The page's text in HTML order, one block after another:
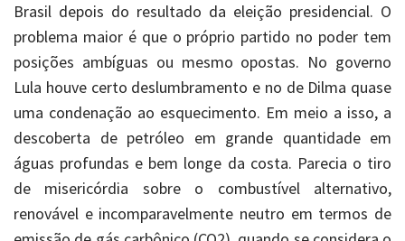
Brasil depois do resultado da eleição presidencial. O
problema maior é que o próprio partido no poder tem
posições ambíguas ou mesmo opostas. No governo
Lula houve certo deslumbramento e no de Dilma quase
uma condenação ao esquecimento. Em meio a isso, a
descoberta de petróleo em grande quantidade em
águas profundas e bem longe da costa. Parecia o tiro
de misericórdia sobre o combustível alternativo,
renovável e incomparavelmente neutro em termos de